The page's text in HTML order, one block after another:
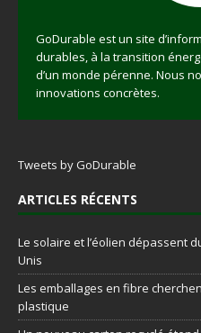
GoDurable est un site
durables, à la transition
d’un monde pérenne. Nous
innovations concrètes.
Tweets by GoDurable
ARTICLES RÉCENTS
Le solaire et l’éolien dépassent
Unis
Les emballages en fibre
plastique